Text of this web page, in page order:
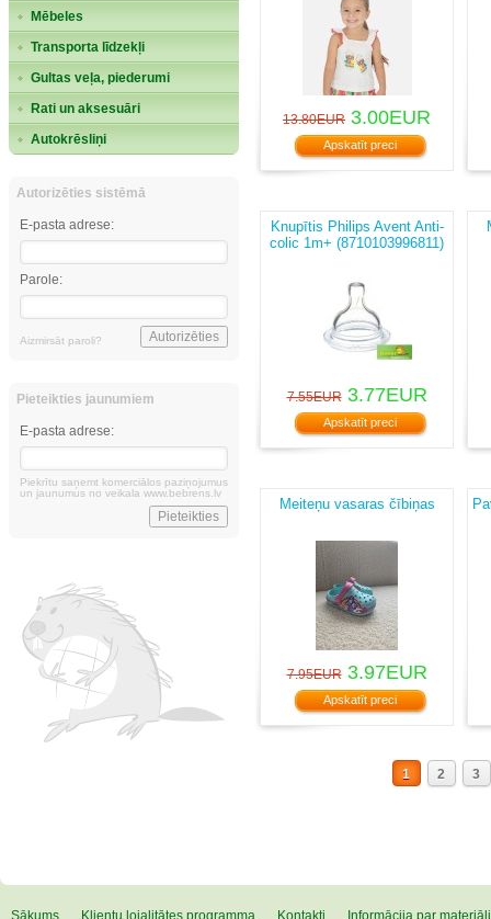
Mēbeles
Transporta līdzekļi
Gultas veļa, piederumi
Rati un aksesuāri
Autokrēsliņi
Autorizēties sistēmā
E-pasta adrese:
Parole:
Aizmirsāt paroli?
Pieteikties jaunumiem
E-pasta adrese:
Piekrītu saņemt komerciālos paziņojumus
un jaunumus no veikala www.bebrens.lv
13.80EUR 3.00EUR
Apskatīt preci
Knupītis Philips Avent Anti-
colic 1m+ (8710103996811)
7.55EUR3.77EUR
Apskatīt preci
Meiteņu vasaras čībiņas
7.95EUR3.97EUR
Apskatīt preci
1 2 3
Sākums Klientu lojalitātes programma Kontakti Informācija par